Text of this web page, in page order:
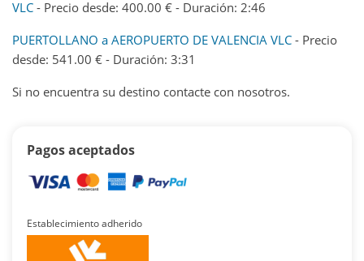
VLC - Precio desde: 400.00 € - Duración: 2:46
PUERTOLLANO a AEROPUERTO DE VALENCIA VLC - Precio
desde: 541.00 € - Duración: 3:31
Si no encuentra su destino contacte con nosotros.
Pagos aceptados
Establecimiento adherido